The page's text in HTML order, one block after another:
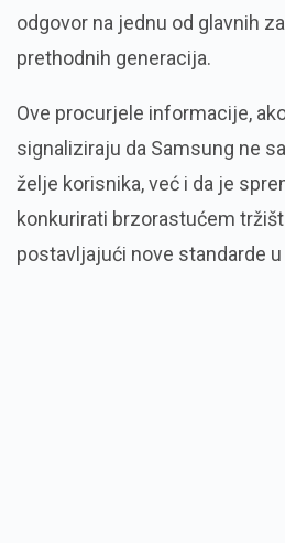
odgovor na jednu od glavnih
prethodnih generacija.
Ove procurjele informacije,
signaliziraju da Samsung ne
želje korisnika, već i da je
konkurirati brzorastućem
postavljajući nove standarde